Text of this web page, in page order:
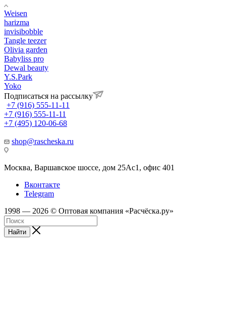
Weisen
harizma
invisibobble
Tangle teezer
Olivia garden
Babyliss pro
Dewal beauty
Y.S.Park
Yoko
Подписаться на рассылку
+7 (916) 555-11-11
+7 (916) 555-11-11
+7 (495) 120-06-68
shop@rascheska.ru
Москва, Варшавское шоссе, дом 25Аc1, офис 401
Вконтакте
Telegram
1998 — 2026 © Оптовая компания «Расчёска.ру»
Найти